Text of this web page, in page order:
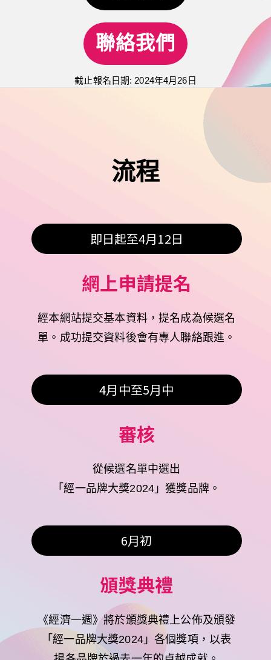
聯絡我們
截止報名日期: 2024年4月26日
流程
即日起至4月12日
網上申請提名
經本網站提交基本資料，提名成為候選名
單。成功提交資料後會有專人聯絡跟進。
4月中至5月中
從候選名單中選出
「經一品牌大獎2024」獲獎品牌。
6月初
頒獎典禮
《經濟一週》將於頒獎典禮上公佈及頒發
「經一品牌大獎2024」各個獎項，以表